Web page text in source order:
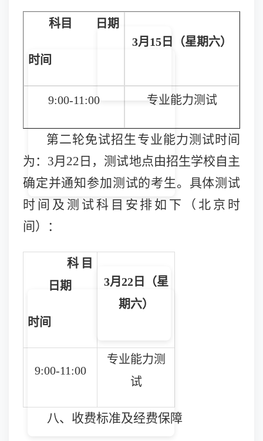
科目 日期
时间
3月15日（星期六）
9:00-11:00 专业能力测试
第二轮免试招生专业能力测试时间
为： 3月22日，测试地点由招生学校自主
确定并通知参加测试的考生。具体测试
时间及测试科目安排如下（北京时
间）：
科目
日期
时间
3月22日（星
期六）
9:00-11:00
专业能力测
试
八、收费标准及经费保障